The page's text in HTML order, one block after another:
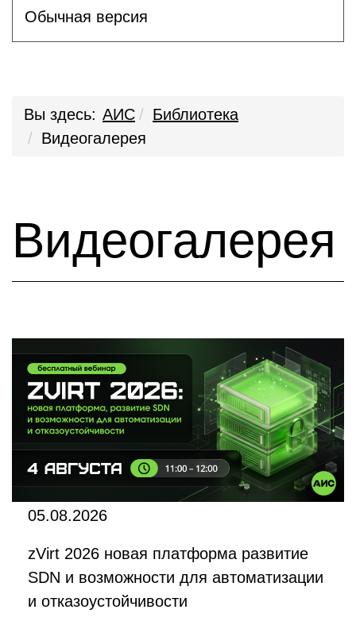
Обычная версия
Вы здесь: АИС
Библиотека
Видеогалерея
Видеогалерея
05.08.2026
zVirt 2026 новая платформа развитие
SDN и возможности для автоматизации
и отказоустойчивости